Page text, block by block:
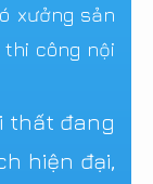
xưởng sản
thi công nội
thất đang
hiện đại,